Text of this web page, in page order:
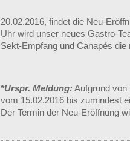
20.02.2016, findet die Neu-
Uhr wird unser neues Gastro-
Sekt-Empfang und Canapés
*Urspr. Meldung: Aufgrund von
vom 15.02.2016 bis zumindest
Der Termin der Neu-Eröffnung